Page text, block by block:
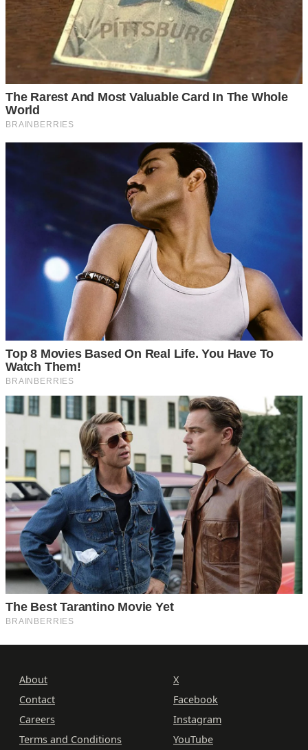
About
Contact
Careers
Terms and Conditions
X
Facebook
Instagram
YouTube